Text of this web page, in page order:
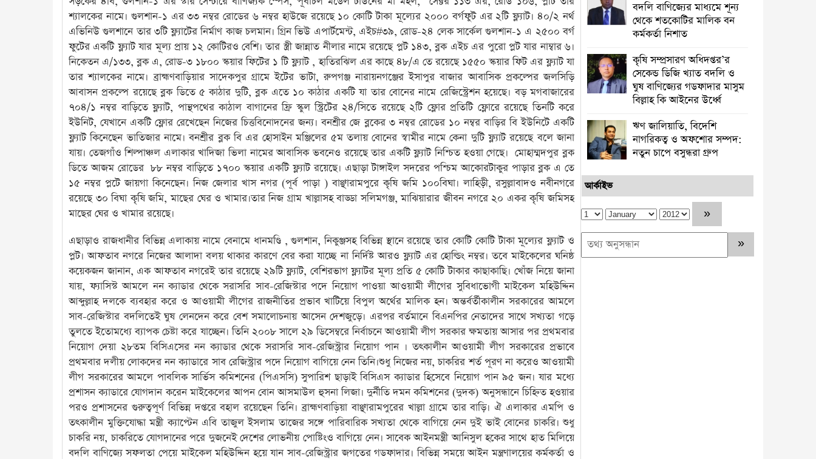
শ্যালকের নামে। গুলশান-১ এর ৩৩ নম্বর রোডের ৬ নম্বর হাউজে রয়েছে ১০ কোটি টাকা মূল্যের ২০০০ বর্গফুট এর ২টি ফ্ল্যাট। ৪০/২ নর্থ
এভিনিউ গুলশানে তার ৩টি ফ্ল্যাটের নির্মাণ কাজ চলমান। গ্রিন ভিউ এপার্টমেন্ট, এইচ#৩৯, রোড-২৪ লেক সার্কেল গুলশান-১ এ ২৫০০ বর্গ
ফুটের একটি ফ্ল্যাট যার মূল্য প্রায় ১২ কোটিরও বেশি। তার স্ত্রী জান্নাত নীলার নামে রয়েছে প্লট ১৪৩, ব্লক এইচ এর পুরো প্লট যার নাম্বার ৬।
নিকেতন এ/১৩৩, ব্লক এ, রোড-৩ ১৮০০ স্কয়ার ফিটের ১ টি ফ্ল্যাট , হাতিরঝিল এর কাছে ৪৮/এ তে রয়েছে ১৫৫০ স্কয়ার ফিট এর ফ্ল্যাট যা
তার শ্যালকের নামে। ব্রাহ্মণবাড়িয়ার সাদেকপুর গ্রামে ইটের ভাটা, রুপগঞ্জ নারায়নগঞ্জের ইসাপুর বাজার আবাসিক প্রকল্পের জলসিড়ি
আবাসন প্রকল্পে রয়েছে ব্লক ডিতে ৫ কাঠার দুটি, ব্লক এতে ১০ কাঠার একটি যা তার বোনের নামে রেজিস্ট্রেশন হয়েছে। বড় মগবাজারের
৭০৪/১ নম্বর বাড়িতে ফ্ল্যাট, পান্থপথের কাঠাল বাগানের ফ্রি স্কুল স্ট্রিটের ২৪/সিতে রয়েছে ২টি ফ্লোর প্রতিটি ফ্লোরে রয়েছে তিনটি করে
ইউনিট, যেখানে একটি ফ্লোর রেখেছেন নিজের চিত্তবিনোদনের জন্য। বনশ্রীর জে ব্লকের ৩ নম্বর রোডের ১০ নম্বর বাড়ির বি ইউনিটে একটি
ফ্ল্যাট কিনেছেন ভাতিজার নামে। বনশ্রীর ব্লক বি এর হোসাইন মঞ্জিলের ৫ম তলায় বোনের স্বামীর নামে কেনা দুটি ফ্ল্যাট রয়েছে বলে জানা
যায়। তেজগাঁও শিল্পাঞ্চল এলাকার খাদিজা ভিলা নামের আবাসিক ভবনেও রয়েছে তার একটি ফ্ল্যাট নিশ্চিত হওয়া গেছে। মোহাম্মদপুর ব্লক
ডিতে আজম রোডের ৮৮ নম্বর বাড়িতে ১৭০০ স্কয়ার একটি ফ্ল্যাট রয়েছে। এছাড়া টাঙ্গাইল সদরের পশ্চিম আকোরটাকুর পাড়ার ব্লক এ তে
১৫ নম্বর প্লটে জায়গা কিনেছেন। নিজ জেলার খাস নগর (পূর্ব পাড়া ) বাঞ্ছারামপুরে কৃষি জমি ১০০বিঘা। লাহিড়ী, রসুল্লাবাদও নবীনগরে
রয়েছে ৩০ বিঘা কৃষি জমি, মাছের ঘের ও খামার।তার নিজ গ্রাম খাল্লাসহ বাড্ডা সলিমগঞ্জ, মাঝিয়ারার জীবন নগরে ২০ একর কৃষি জমিসহ
মাছের ঘের ও খামার রয়েছে।
এছাড়াও রাজধানীর বিভিন্ন এলাকায় নামে বেনামে ধানমণ্ডি , গুলশান, নিকুঞ্জসহ বিভিন্ন স্থানে রয়েছে তার কোটি কোটি টাকা মূল্যের ফ্ল্যাট ও
প্লট। আফতাব নগরে নিজের আলাদা বলয় থাকার কারণে বের করা যাচ্ছে না নির্দিষ্ট আরও ফ্ল্যাট এর হোল্ডিং নম্বর। তবে মাইকেলের ঘনিষ্ঠ
কয়েকজন জানান, এক আফতাব নগরেই তার রয়েছে ২৯টি ফ্ল্যাট, বেশিরভাগ ফ্ল্যাটর মূল্য প্রতি ৫ কোটি টাকার কাছাকাছি। খোঁজ নিয়ে জানা
যায়, ফ্যাসিস্ট আমলে নন ক্যাডার থেকে সরাসরি সাব-রেজিস্টার পদে নিয়োগ পাওয়া আওয়ামী লীগের সুবিধাভোগী মাইকেল মহিউদ্দিন
আব্দুল্লাহ দলকে ব্যবহার করে ও আওয়ামী লীগের রাজনীতির প্রভাব খাটিয়ে বিপুল অর্থের মালিক হন। অন্তর্বর্তীকালীন সরকারের আমলে
সাব-রেজিস্টার বদলিতেই ঘুষ লেনদেন করে বেশ সমালোচনায় আসেন দেশজুড়ে। এরপর বর্তমানে বিএনপির নেতাদের সাথে সখ্যতা গড়ে
তুলতে ইতোমধ্যে ব্যাপক চেষ্টা করে যাচ্ছেন। তিনি ২০০৮ সালে ২৯ ডিসেম্বরে নির্বাচনে আওয়ামী লীগ সরকার ক্ষমতায় আসার পর প্রথমবার
নিয়োগ দেয়া ২৮তম বিসিএসের নন ক্যাডার থেকে সরাসরি সাব-রেজিস্ট্রার নিয়োগ পান । তৎকালীন আওয়ামী লীগ সরকারের প্রভাবে
প্রথমবার দলীয় লোকদের নন ক্যাডারে সাব রেজিস্ট্রার পদে নিয়োগ বাগিয়ে নেন তিনি।শুধু নিজের নয়, চাকরির শর্ত পূরণ না করেও আওয়ামী
লীগ সরকারের আমলে পাবলিক সার্ভিস কমিশনের (পিএসসি) সুপারিশ ছাড়াই বিসিএস ক্যাডার হিসেবে নিয়োগ পান ৯৫ জন। যার মধ্যে
প্রশাসন ক্যাডারে যোগদান করেন মাইকেলের আপন বোন আসমাউল হুসনা লিজা। দুর্নীতি দমন কমিশনের (দুদক) অনুসন্ধানে চিহ্নিত হওয়ার
পরও প্রশাসনের গুরুত্বপূর্ণ বিভিন্ন দপ্তরে বহাল রয়েছেন তিনি। ব্রাহ্মণবাড়িয়া বাঞ্ছারামপুরের খাল্লা গ্রামে তার বাড়ি। ঐ এলাকার এমপি ও
তৎকালীন মুক্তিযোদ্ধা মন্ত্রী ক্যাপ্টেন এবি তাজুল ইসলাম তাজের সঙ্গে পারিবারিক সখ্যতা থেকে বাগিয়ে নেন দুই ভাই বোনের চাকরি। শুধু
চাকরি নয়, চাকরিতে যোগদানের পরে দুজনেই দেশের লোভনীয় পোষ্টিংও বাগিয়ে নেন। সাবেক আইনমন্ত্রী আনিসুল হকের সাথে হাত মিলিয়ে
বদলি বাণিজ্যে সফলতা পেয়ে মাইকেল মহিউদ্দিন হয়ে যান সাব-রেজিস্ট্রার জগতের গডফাদার। বিভিন্ন সময়ে আইন মন্ত্রণালয়ের কর্মকর্তা ও
বদলি বাণিজ্যের মাধ্যমে শূন্য
থেকে শতকোটির মালিক বন
কর্মকর্তা নিশাত
কৃষি সম্প্রসারণ অধিদপ্তর’র
সেকেন্ড ডিজি খ্যাত বদলি ও
ঘুষ বাণিজ্যের গডফাদার মাসুম
বিল্লাহ কি আইনের উর্ধ্বে
ঋণ জালিয়াতি, বিদেশি
নাগরিকত্ব ও অফশোর সম্পদ:
নতুন চাপে বসুন্ধরা গ্রুপ
আর্কাইভ